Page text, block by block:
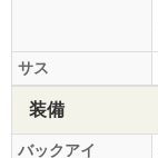
サス
装備
バックアイ